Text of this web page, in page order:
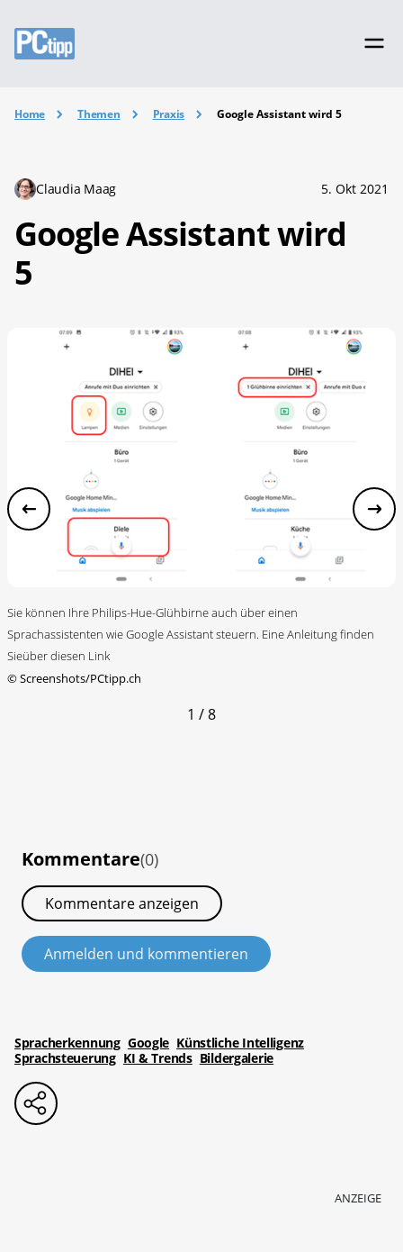
Home Themen Praxis Google Assistant wird 5
Claudia Maag 5. Okt 2021
Google Assistant wird
5
Sie können Ihre Philips-Hue-Glühbirne auch über einen
Sprachassistenten wie Google Assistant steuern. Eine Anleitung finden
Sieüber diesen Link
©Screenshots/PCtipp.ch
1 / 8
Kommentare(0)
Kommentare anzeigen
Anmelden und kommentieren
Spracherkennung Google Künstliche Intelligenz
Sprachsteuerung KI & Trends Bildergalerie
ANZEIGE